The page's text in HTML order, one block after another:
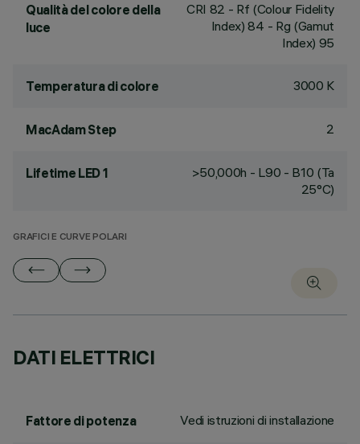
Qualità del colore della
luce
CRI 82 - Rf (Colour Fidelity
Index) 84 - Rg (Gamut
Index) 95
Temperatura di colore 3000 K
MacAdam Step 2
Lifetime LED 1
>50,000h - L90 - B10 (Ta
25°C)
GRAFICI E CURVE POLARI
DATI ELETTRICI
Fattore di potenza Vedi istruzioni di installazione